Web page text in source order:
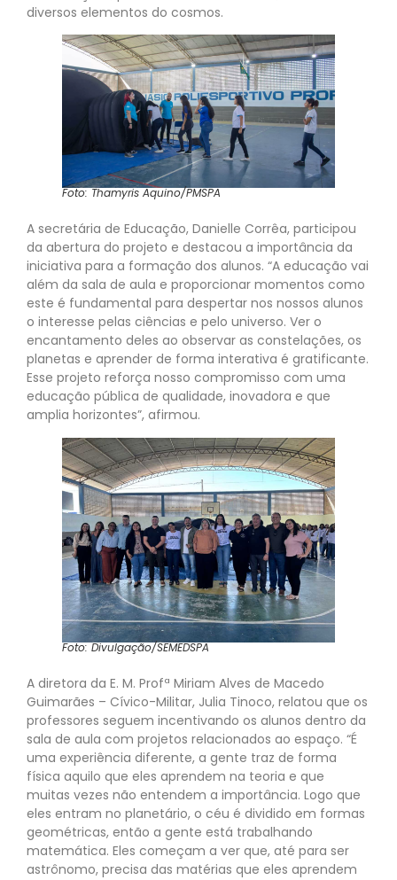
diversos elementos do cosmos.
Foto:Thamyris Aquino/PMSPA
A secretária de Educação, Danielle Corrêa, participou
da abertura do projeto e destacou a importância da
iniciativa para a formação dos alunos. “A educação vai
além da sala de aula e proporcionar momentos como
este é fundamental para despertar nos nossos alunos
o interesse pelas ciências e pelo universo. Ver o
encantamento deles ao observar as constelações, os
planetas e aprender de forma interativa é gratificante.
Esse projeto reforça nosso compromisso com uma
educação pública de qualidade, inovadora e que
amplia horizontes”, afirmou.
Foto: Divulgação/SEMEDSPA
A diretora da E. M. Profª Miriam Alves de Macedo
Guimarães – Cívico-Militar, Julia Tinoco, relatou que os
professores seguem incentivando os alunos dentro da
sala de aula com projetos relacionados ao espaço. “É
uma experiência diferente, a gente traz de forma
física aquilo que eles aprendem na teoria e que
muitas vezes não entendem a importância. Logo que
eles entram no planetário, o céu é dividido em formas
geométricas, então a gente está trabalhando
matemática. Eles começam a ver que, até para ser
astrônomo, precisa das matérias que eles aprendem